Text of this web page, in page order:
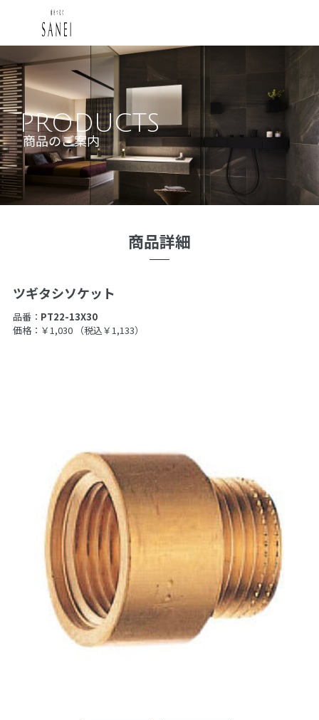
PRODUCTS
商品のご案内
商品詳細
ツギタシソケット
品番： PT22-13X30
価格：￥1,030
（税込￥1,133）